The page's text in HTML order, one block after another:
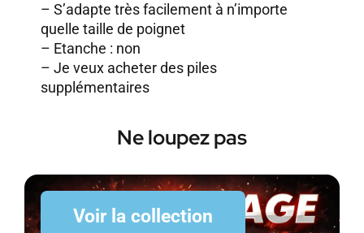
– S’adapte très facilement à n’importe
quelle taille de poignet
– Etanche : non
– Je veux acheter des piles
supplémentaires
Ne loupez pas
Voir la collection